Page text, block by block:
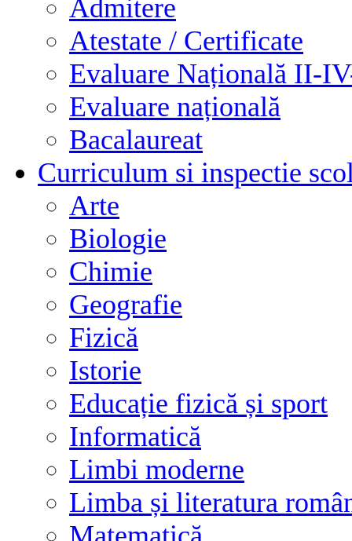
Admitere
Atestate / Certificate
Evaluare Națională II-
Evaluare națională
Bacalaureat
Curriculum si inspectie
Arte
Biologie
Chimie
Geografie
Fizică
Istorie
Educație fizică și sport
Informatică
Limbi moderne
Limba și literatura